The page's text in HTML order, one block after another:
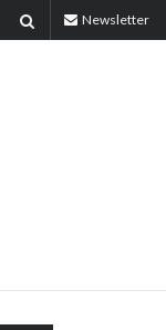
Newsletter